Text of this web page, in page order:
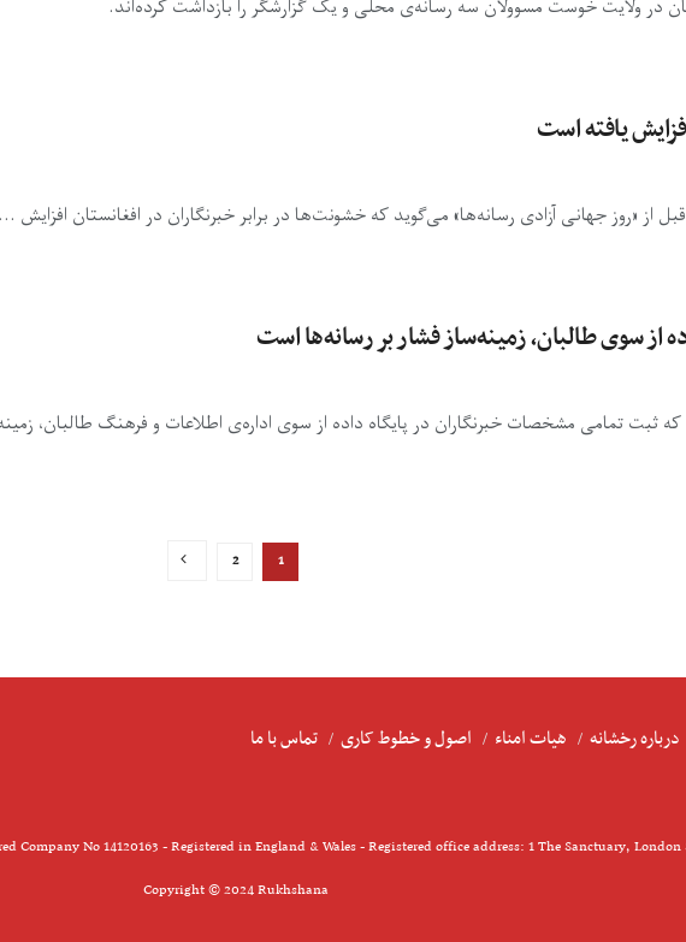
در ولایت خوست مسوولان سه رسانه‌ی محلی و یک گزارشگر را بازداشت کرده‌‌اند.
یافته است
از «روز جهانی آزادی رسانه‌ها» می‌گوید که خشونت‌ها در برابر خبرنگاران در افغانستان افزایش ...
از سوی طالبان، زمینه‌ساز فشار بر رسانه‌ها است
که ثبت تمامی مشخصات خبرنگاران در پایگاه داده از سوی اداره‌ی اطلاعات و فرهنگ طالبان،
1
2
درباره رخشانه هیات امناء اصول و خطوط کاری تماس با ما
Company No 14120163 - Registered in England & Wales - Registered office address: 1 The Sanctuary, London
Copyright © 2024 Rukhshana